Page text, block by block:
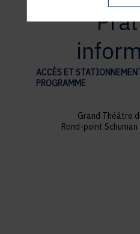
ACCÈS ET
PROGRAMME
Grand Théâtre
Rond-point